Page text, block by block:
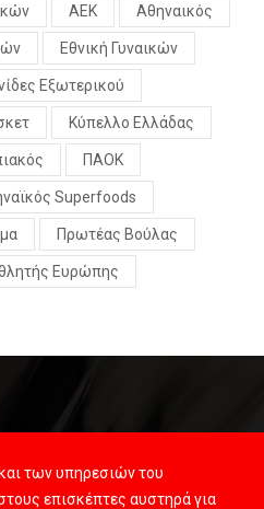
ΑΕΚ Αθηναικός
Εθνική Γυναικών
Εξωτερικού
Κύπελλο Ελλάδας
ΠΑΟΚ
Superfoods
Πρωτέας Βούλας
Ευρώπης
των υπηρεσιών του
επισκέπτες αυστηρά για